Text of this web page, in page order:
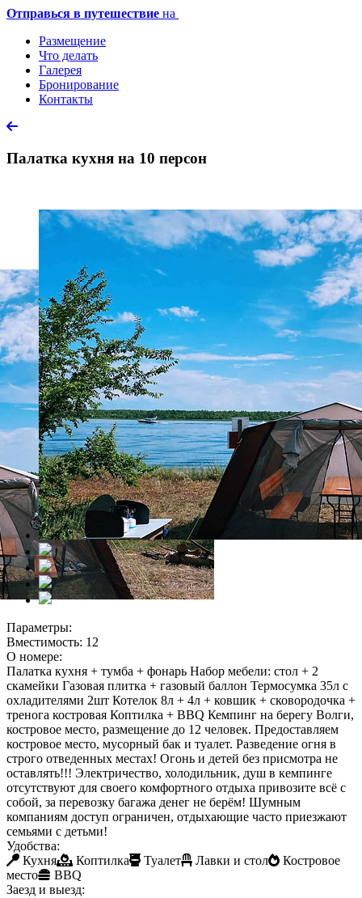
Отправься в путешествие на
Размещение
Что делать
Галерея
Бронирование
Контакты
Палатка кухня на 10 персон
Параметры:
Вместимость: 12
О номере:
Палатка кухня + тумба + фонарь Набор мебели: стол + 2
скамейки Газовая плитка + газовый баллон Термосумка 35л с
охладителями 2шт Котелок 8л + 4л + ковшик + сковородочка +
тренога костровая Коптилка + BBQ Кемпинг на берегу Волги,
костровое место, размещение до 12 человек. Предоставляем
костровое место, мусорный бак и туалет. Разведение огня в
строго отведенных местах! Огонь и детей без присмотра не
оставлять!!! Электричество, холодильник, душ в кемпинге
отсутствуют для своего комфортного отдыха привозите всё с
собой, за перевозку багажа денег не берём! Шумным
компаниям доступ ограничен, отдыхающие часто приезжают
семьями с детьми!
Удобства:
Кухня
Коптилка Туалет Лавки и стол
Костровое
место
BBQ
Заезд и выезд: